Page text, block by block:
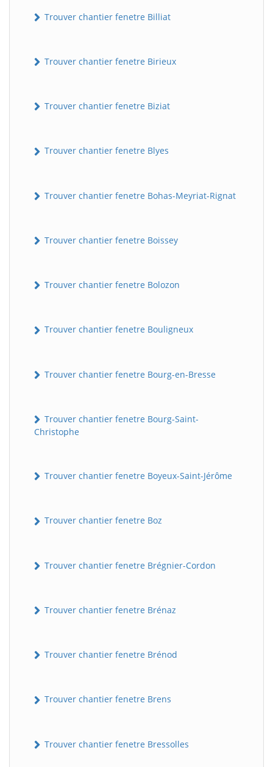
Trouver chantier fenetre Billiat
Trouver chantier fenetre Birieux
Trouver chantier fenetre Biziat
Trouver chantier fenetre Blyes
Trouver chantier fenetre Bohas-Meyriat-Rignat
Trouver chantier fenetre Boissey
Trouver chantier fenetre Bolozon
Trouver chantier fenetre Bouligneux
Trouver chantier fenetre Bourg-en-Bresse
Trouver chantier fenetre Bourg-Saint-
Christophe
Trouver chantier fenetre Boyeux-Saint-Jérôme
Trouver chantier fenetre Boz
Trouver chantier fenetre Brégnier-Cordon
Trouver chantier fenetre Brénaz
Trouver chantier fenetre Brénod
Trouver chantier fenetre Brens
Trouver chantier fenetre Bressolles